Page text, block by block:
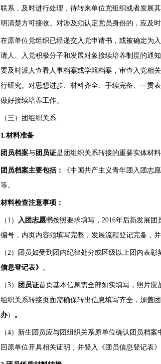
联系，及时进行处理，待转来单位党组织或者发展
明清楚方可接收。对涉及须认定党员身份的，应及时
在原单位党组织已经递交入党申请书，或被确定为
请人、入党积极分子和发展对象接续培养制度的通
要及时派人查看人事档案或学籍档案，审查入党相
行研究。对思想进步、材料齐全、手续完备、一贯
做好接续培养工作。
（三）团组织关系
1.材料准备
团员档案与团员证是团组织关系转接的重要实体材料
团员档案主要包括：
《中国共产主义青年团入团志
等。
材料检查注意事项：
（1） 入团志愿书按照要求填写，2016年后新发展
编号，内页内容须填写完整，发展流程登记完备，
（2）团员如受到团内纪律处分或区级以上团内表
信息登记表》 。
（3） 团员证首页基本信息需全部如实填写，照片应
组织关系转接页面需确保转出信息填写齐全，加盖
办） 。
（4）新生团员应与团组织关系原单位确认团员档
回原单位开具相关证明，并登入《团员信息登记表